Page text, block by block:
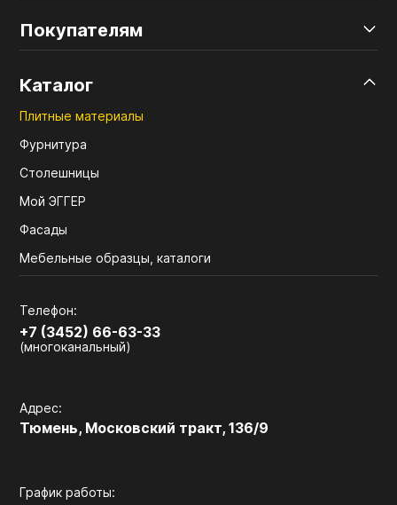
Покупателям
Каталог
Плитные материалы
Фурнитура
Столешницы
Мой ЭГГЕР
Фасады
Мебельные образцы, каталоги
Телефон:
+7 (3452) 66-63-33
(многоканальный)
Адрес:
Тюмень, Московский тракт, 136/9
График работы: